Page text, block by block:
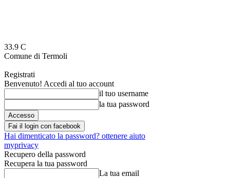
33.9 C
Comune di Termoli
Registrati
Benvenuto! Accedi al tuo account
il tuo username
la tua password
Fai il login con facebook
Hai dimenticato la password? ottenere aiuto
myprivacy
Recupero della password
Recupera la tua password
La tua email